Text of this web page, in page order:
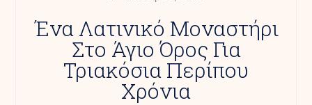
Ένα Λατινικό Μοναστήρι
Στο Άγιο Όρος Για
Τριακόσια Περίπου
Χρόνια